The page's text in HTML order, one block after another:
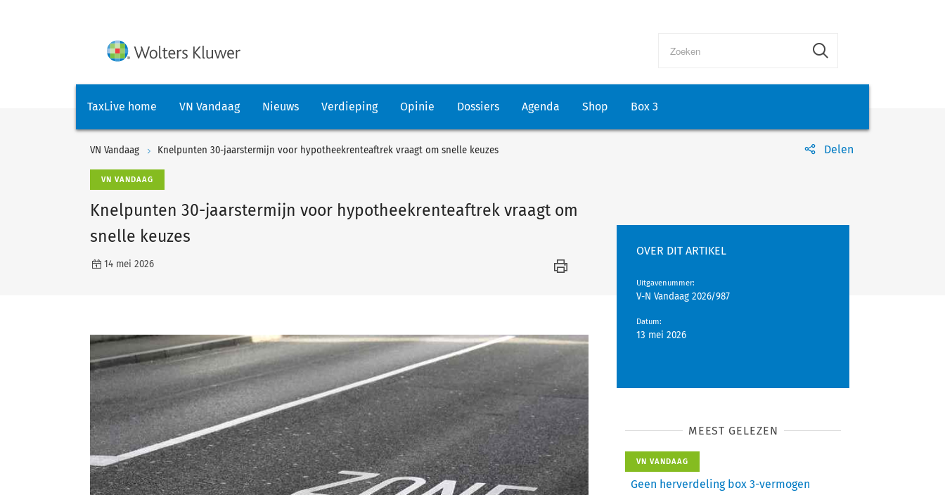
TaxLive home VN Vandaag Nieuws Verdieping Opinie Dossiers Agenda Shop Box 3
VN Vandaag Knelpunten 30-jaarstermijn voor hypotheekrenteaftrek vraagt om snelle keuzes Delen
VN VANDAAG
Knelpunten 30-jaarstermijn voor hypotheekrenteaftrek vraagt om
snelle keuzes
14 mei 2026
OVER DIT ARTIKEL
Uitgavenummer:
V-N Vandaag 2026/987
Datum:
13 mei 2026
MEEST GELEZEN
VN VANDAAG
Geen herverdeling box 3-vermogen